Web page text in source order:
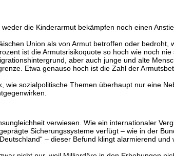
die Kinderarmut bekämpfen noch einen
Union als von Armut betroffen oder bedroht,
ist die Armutsrisikoquote so hoch wie noch nie
aber auch junge und alte
Etwa genauso hoch ist die Zahl der
sozialpolitische Themen überhaupt nur eine
verwiesen. Wie ein internationaler
Sicherungssysteme verfügt – wie in der
– dieser Befund klingt alarmierend